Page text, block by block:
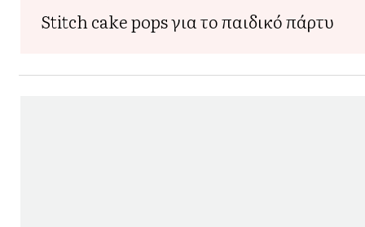
Stitch cake pops για το παιδικό πάρτυ